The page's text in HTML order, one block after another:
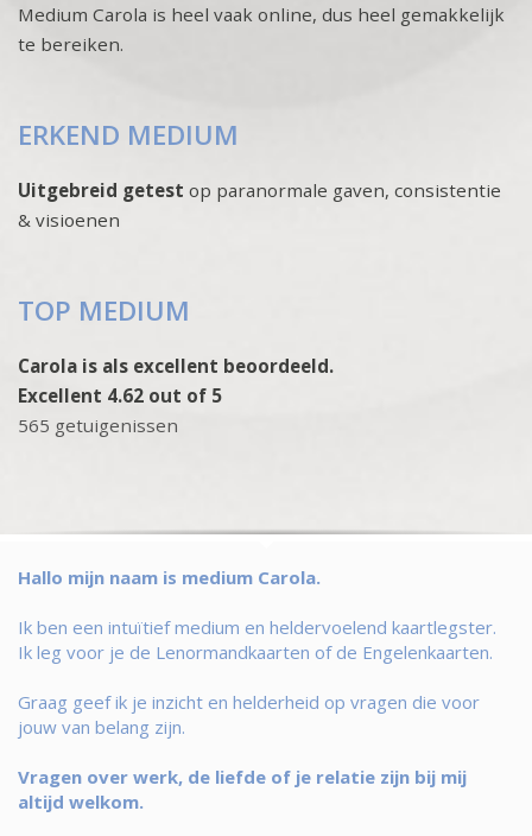
Medium Carola is heel vaak online, dus heel gemakkelijk
te bereiken.
ERKEND MEDIUM
Uitgebreid getest op paranormale gaven, consistentie
& visioenen
TOP MEDIUM
Carola is als excellent beoordeeld.
Excellent 4.62 out of 5
565 getuigenissen
Hallo mijn naam is medium Carola.
Ik ben een intuïtief medium en heldervoelend kaartlegster.
Ik leg voor je de Lenormandkaarten of de Engelenkaarten.
Graag geef ik je inzicht en helderheid op vragen die voor
jouw van belang zijn.
Vragen over werk, de liefde of je relatie zijn bij mij
altijd welkom.